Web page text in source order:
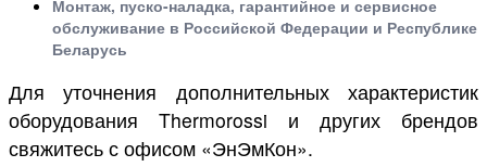
Монтаж, пуско-наладка, гарантийное и сервисное
обслуживание в Российской Федерации и Республике
Беларусь
Для уточнения дополнительных характеристик
оборудования Thermorossi и других брендов
свяжитесь с офисом «ЭнЭмКон».